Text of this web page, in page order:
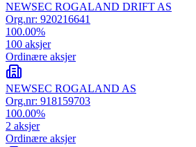
NEWSEC ROGALAND DRIFT AS
Org.nr: 920216641
100.00%
100 aksjer
Ordinære aksjer
NEWSEC ROGALAND AS
Org.nr: 918159703
100.00%
2 aksjer
Ordinære aksjer